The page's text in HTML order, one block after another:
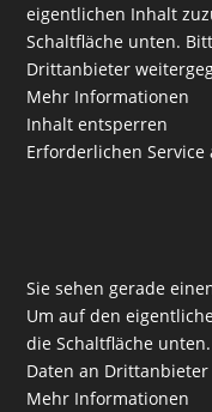
eigentlichen Inhalt
Schaltfläche unten.
Drittanbieter
Mehr Informationen
Inhalt entsperren
Erforderlichen
Sie sehen gerade
Um auf den
die Schaltfläche
Daten an
Mehr Informationen